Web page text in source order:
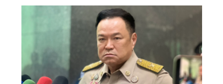
อาแว อดีตผู้ช่วยผู้ใหญ่บ้านหมู่ที่ 5